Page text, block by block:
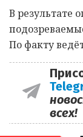
В результате
По факту
всех!